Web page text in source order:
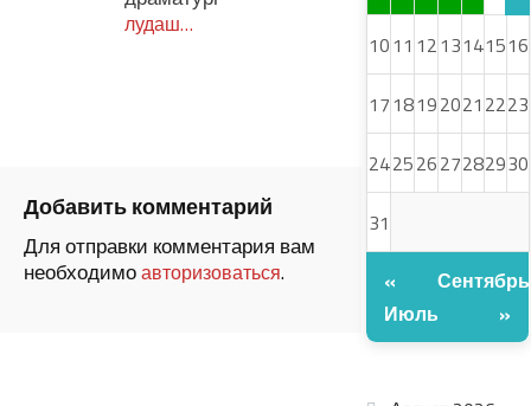
лудаш…
Добавить комментарий
Для отправки комментария вам
необходимоавторизоваться.
1011 1213141516
1718192021 2223
24252627282930
31
«
Июль
Сентябрь
»